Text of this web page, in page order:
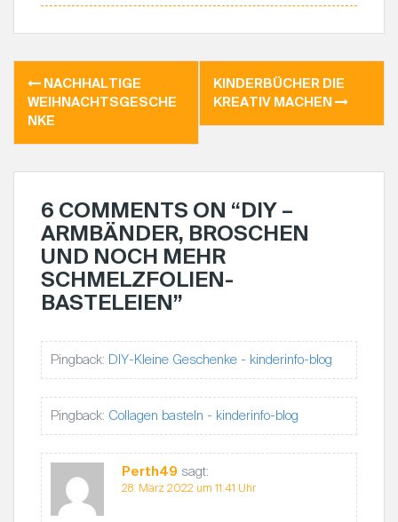
s
p
NACHHALTIGE
WEIHNACHTSGESCHE
NKE
KINDERBÜCHER DIE
KREATIV MACHEN
6 COMMENTS ON “DIY –
ARMBÄNDER, BROSCHEN
UND NOCH MEHR
SCHMELZFOLIEN-
BASTELEIEN”
Pingback: DIY-Kleine Geschenke - kinderinfo-blog
Pingback: Collagen basteln - kinderinfo-blog
Perth49 sagt:
28. März 2022 um 11:41 Uhr